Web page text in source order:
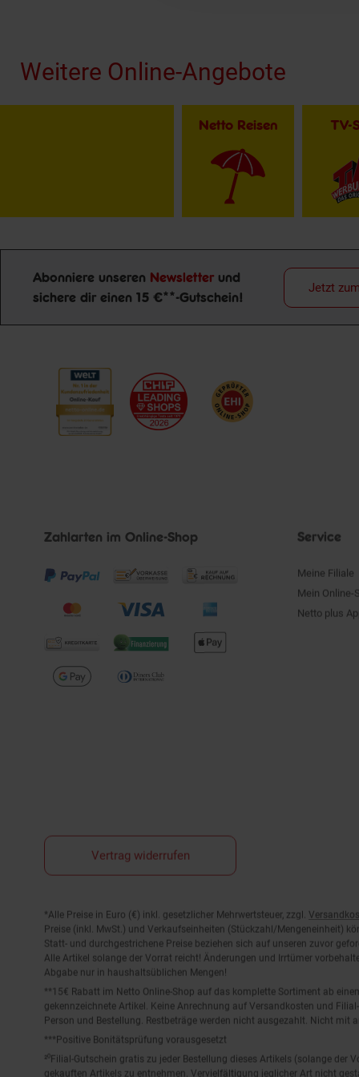
Weitere Online-Angebote
Netto Reisen TV-
Newsletter Anmeldung
Abonniere unseren Newsletter und
sichere dir einen 15 €**-Gutschein!
Jetzt
Mein Online-
Netto plus
Preise (inkl. MwSt.) und Verkaufseinheiten (Stückzahl/Mengeneinheit)
Statt- und durchgestrichene Preise beziehen sich auf unseren zuvor
Alle Artikel solange der Vorrat reicht! Änderungen und Irrtümer
Abgabe nur in haushaltsüblichen Mengen!
**15€ Rabatt im Netto Online-Shop auf das komplette Sortiment ab
gekennzeichnete Artikel. Keine Anrechnung auf Versandkosten und
Person und Bestellung. Restbeträge werden nicht ausgezahlt. Nicht mit
***Positive Bonitätsprüfung vorausgesetzt
²⁰Filial-Gutschein gratis zu jeder Bestellung dieses Artikels (solange
gekauften Artikels zu entnehmen. Vervielfältigung jeglicher Art nicht
Der jeweilige Gültigkeitszeitraum des Filial-Gutscheins ist darauf